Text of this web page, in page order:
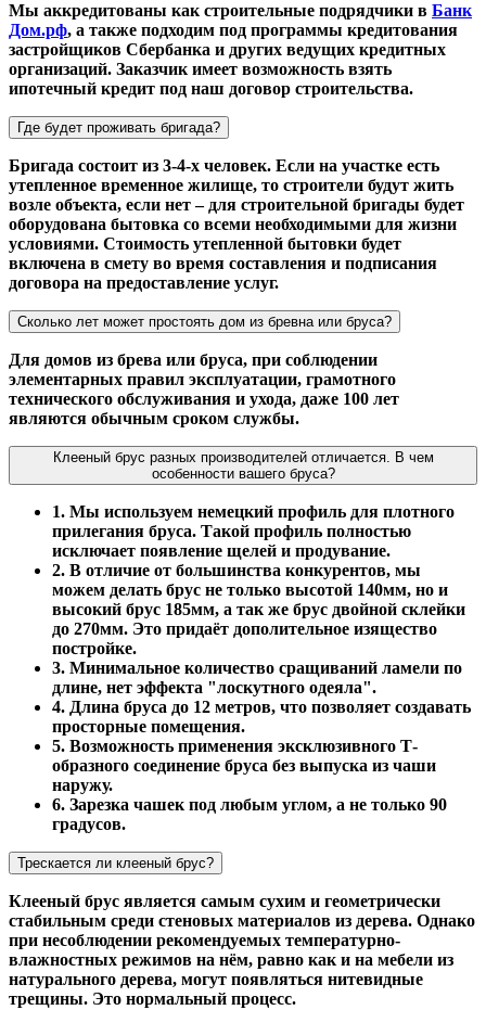
Мы аккредитованы как строительные подрядчики в Банк
Дом.рф, а также подходим под программы кредитования
застройщиков Сбербанка и других ведущих кредитных
организаций. Заказчик имеет возможность взять
ипотечный кредит под наш договор строительства.
Где будет проживать бригада?
Бригада состоит из 3-4-х человек. Если на участке есть
утепленное временное жилище, то строители будут жить
возле объекта, если нет – для строительной бригады будет
оборудована бытовка со всеми необходимыми для жизни
условиями. Стоимость утепленной бытовки будет
включена в смету во время составления и подписания
договора на предоставление услуг.
Сколько лет может простоять дом из бревна или бруса?
Для домов из брева или бруса, при соблюдении
элементарных правил эксплуатации, грамотного
технического обслуживания и ухода, даже 100 лет
являются обычным сроком службы.
Клееный брус разных производителей отличается. В чем
особенности вашего бруса?
1. Мы используем немецкий профиль для плотного
прилегания бруса. Такой профиль полностью
исключает появление щелей и продувание.
2. В отличие от большинства конкурентов, мы
можем делать брус не только высотой 140мм, но и
высокий брус 185мм, а так же брус двойной склейки
до 270мм. Это придаёт дополительное изящество
постройке.
3. Минимальное количество сращиваний ламели по
длине, нет эффекта "лоскутного одеяла".
4. Длина бруса до 12 метров, что позволяет создавать
просторные помещения.
5. Возможность применения эксклюзивного Т-
образного соединение бруса без выпуска из чаши
наружу.
6. Зарезка чашек под любым углом, а не только 90
градусов.
Трескается ли клееный брус?
Клееный брус является самым сухим и геометрически
стабильным среди стеновых материалов из дерева. Однако
при несоблюдении рекомендуемых температурно-
влажностных режимов на нём, равно как и на мебели из
натурального дерева, могут появляться нитевидные
трещины. Это нормальный процесс.